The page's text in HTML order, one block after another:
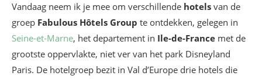
Vandaag neem ik je mee om verschillende hotels van de
groep Fabulous Hôtels Group te ontdekken, gelegen in
Seine-et-Marne, het departement in Ile-de-France met de
grootste oppervlakte, niet ver van het park Disneyland
Paris. De hotelgroep bezit in Val d’Europe drie hotels die